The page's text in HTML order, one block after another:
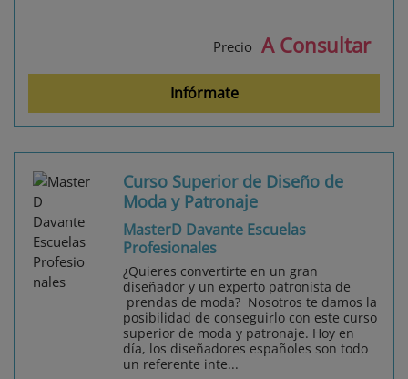
Precio A Consultar
Infórmate
Curso Superior de Diseño de
Moda y Patronaje
MasterD Davante Escuelas
Profesionales
¿Quieres convertirte en un gran
diseñador y un experto patronista de
prendas de moda? Nosotros te damos la
posibilidad de conseguirlo con este curso
superior de moda y patronaje. Hoy en
día, los diseñadores españoles son todo
un referente inte...